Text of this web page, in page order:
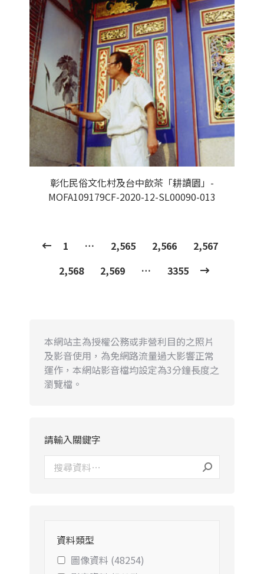
彰化民俗文化村及台中飲茶「耕讀園」-
MOFA109179CF-2020-12-SL00090-013
1 … 2,565 2,566
2,567
2,568
2,569 … 3355
本網站主為授權公務或非營利目的之照片
及影音使用，為免網路流量過大影響正常
運作，本網站影音檔均設定為3分鐘長度之
瀏覽檔。
請輸入關鍵字
資料類型
圖像資料 (48254)